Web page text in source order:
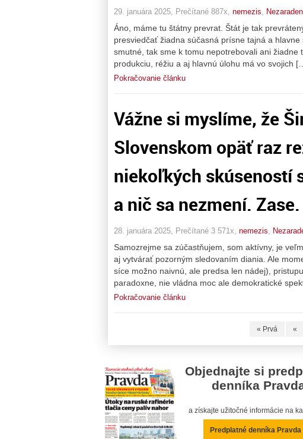
29. januára 2025, Prečítané 887x, nemezis
Áno, máme tu štátny prevrat. Štát je tak
presviedčať žiadna súčasná prísne tajná a
smutné, tak sme k tomu nepotrebovali ani žiadne
produkciu, réžiu a aj hlavnú úlohu má vo svojich
Pokračovanie článku
Vážne si myslíme, že
Slovenskom opäť raz
niekoľkých skúseností
a nič sa nezmení. Zase.
28. januára 2025, Prečítané 3 571x, nemezis,
Samozrejme sa zúčastňujem, som aktívny, je
aj vytvárať pozorným sledovaním diania. Ale
síce možno naivnú, ale predsa len nádej),
paradoxne, nie vládna moc ale demokratické
Pokračovanie článku
« Prvá «
Objednajte si
denníka
a získajte užitočné informácie na
Predplatné denníka Pravda